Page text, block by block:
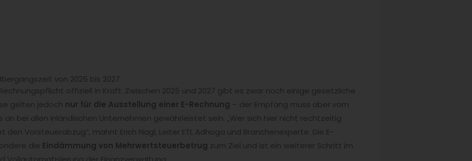
von 2025 bis 2027
offiziell in Kraft. Zwischen 2025 und 2027 gibt es zwar noch einige gesetzliche
gelten jedoch nur für die Ausstellung einer E-Rechnung – der Empfang muss aber vom
an bei allen inländischen Unternehmen gewährleistet sein. „Wer sich hier nicht rechtzeitig
Vorsteuerabzug“, mahnt Erich Nagl, Leiter ETL Adhoga und Branchenexperte. Die E-
die Eindämmung von Mehrwertsteuerbetrug zum Ziel und ist ein weiterer Schritt im